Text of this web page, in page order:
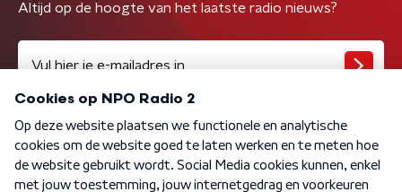
Altijd op de hoogte van het laatste radio nieuws?
Algemene voorwaarden